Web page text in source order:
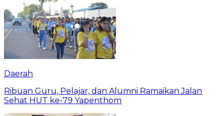
Daerah
Ribuan Guru, Pelajar, dan Alumni Ramaikan Jalan
Sehat HUT ke-79 Yapenthom